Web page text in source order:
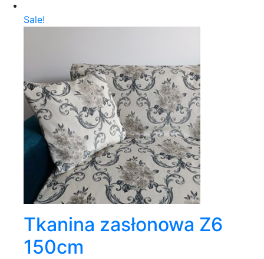
Sale!
Tkanina zasłonowa Z6
150cm